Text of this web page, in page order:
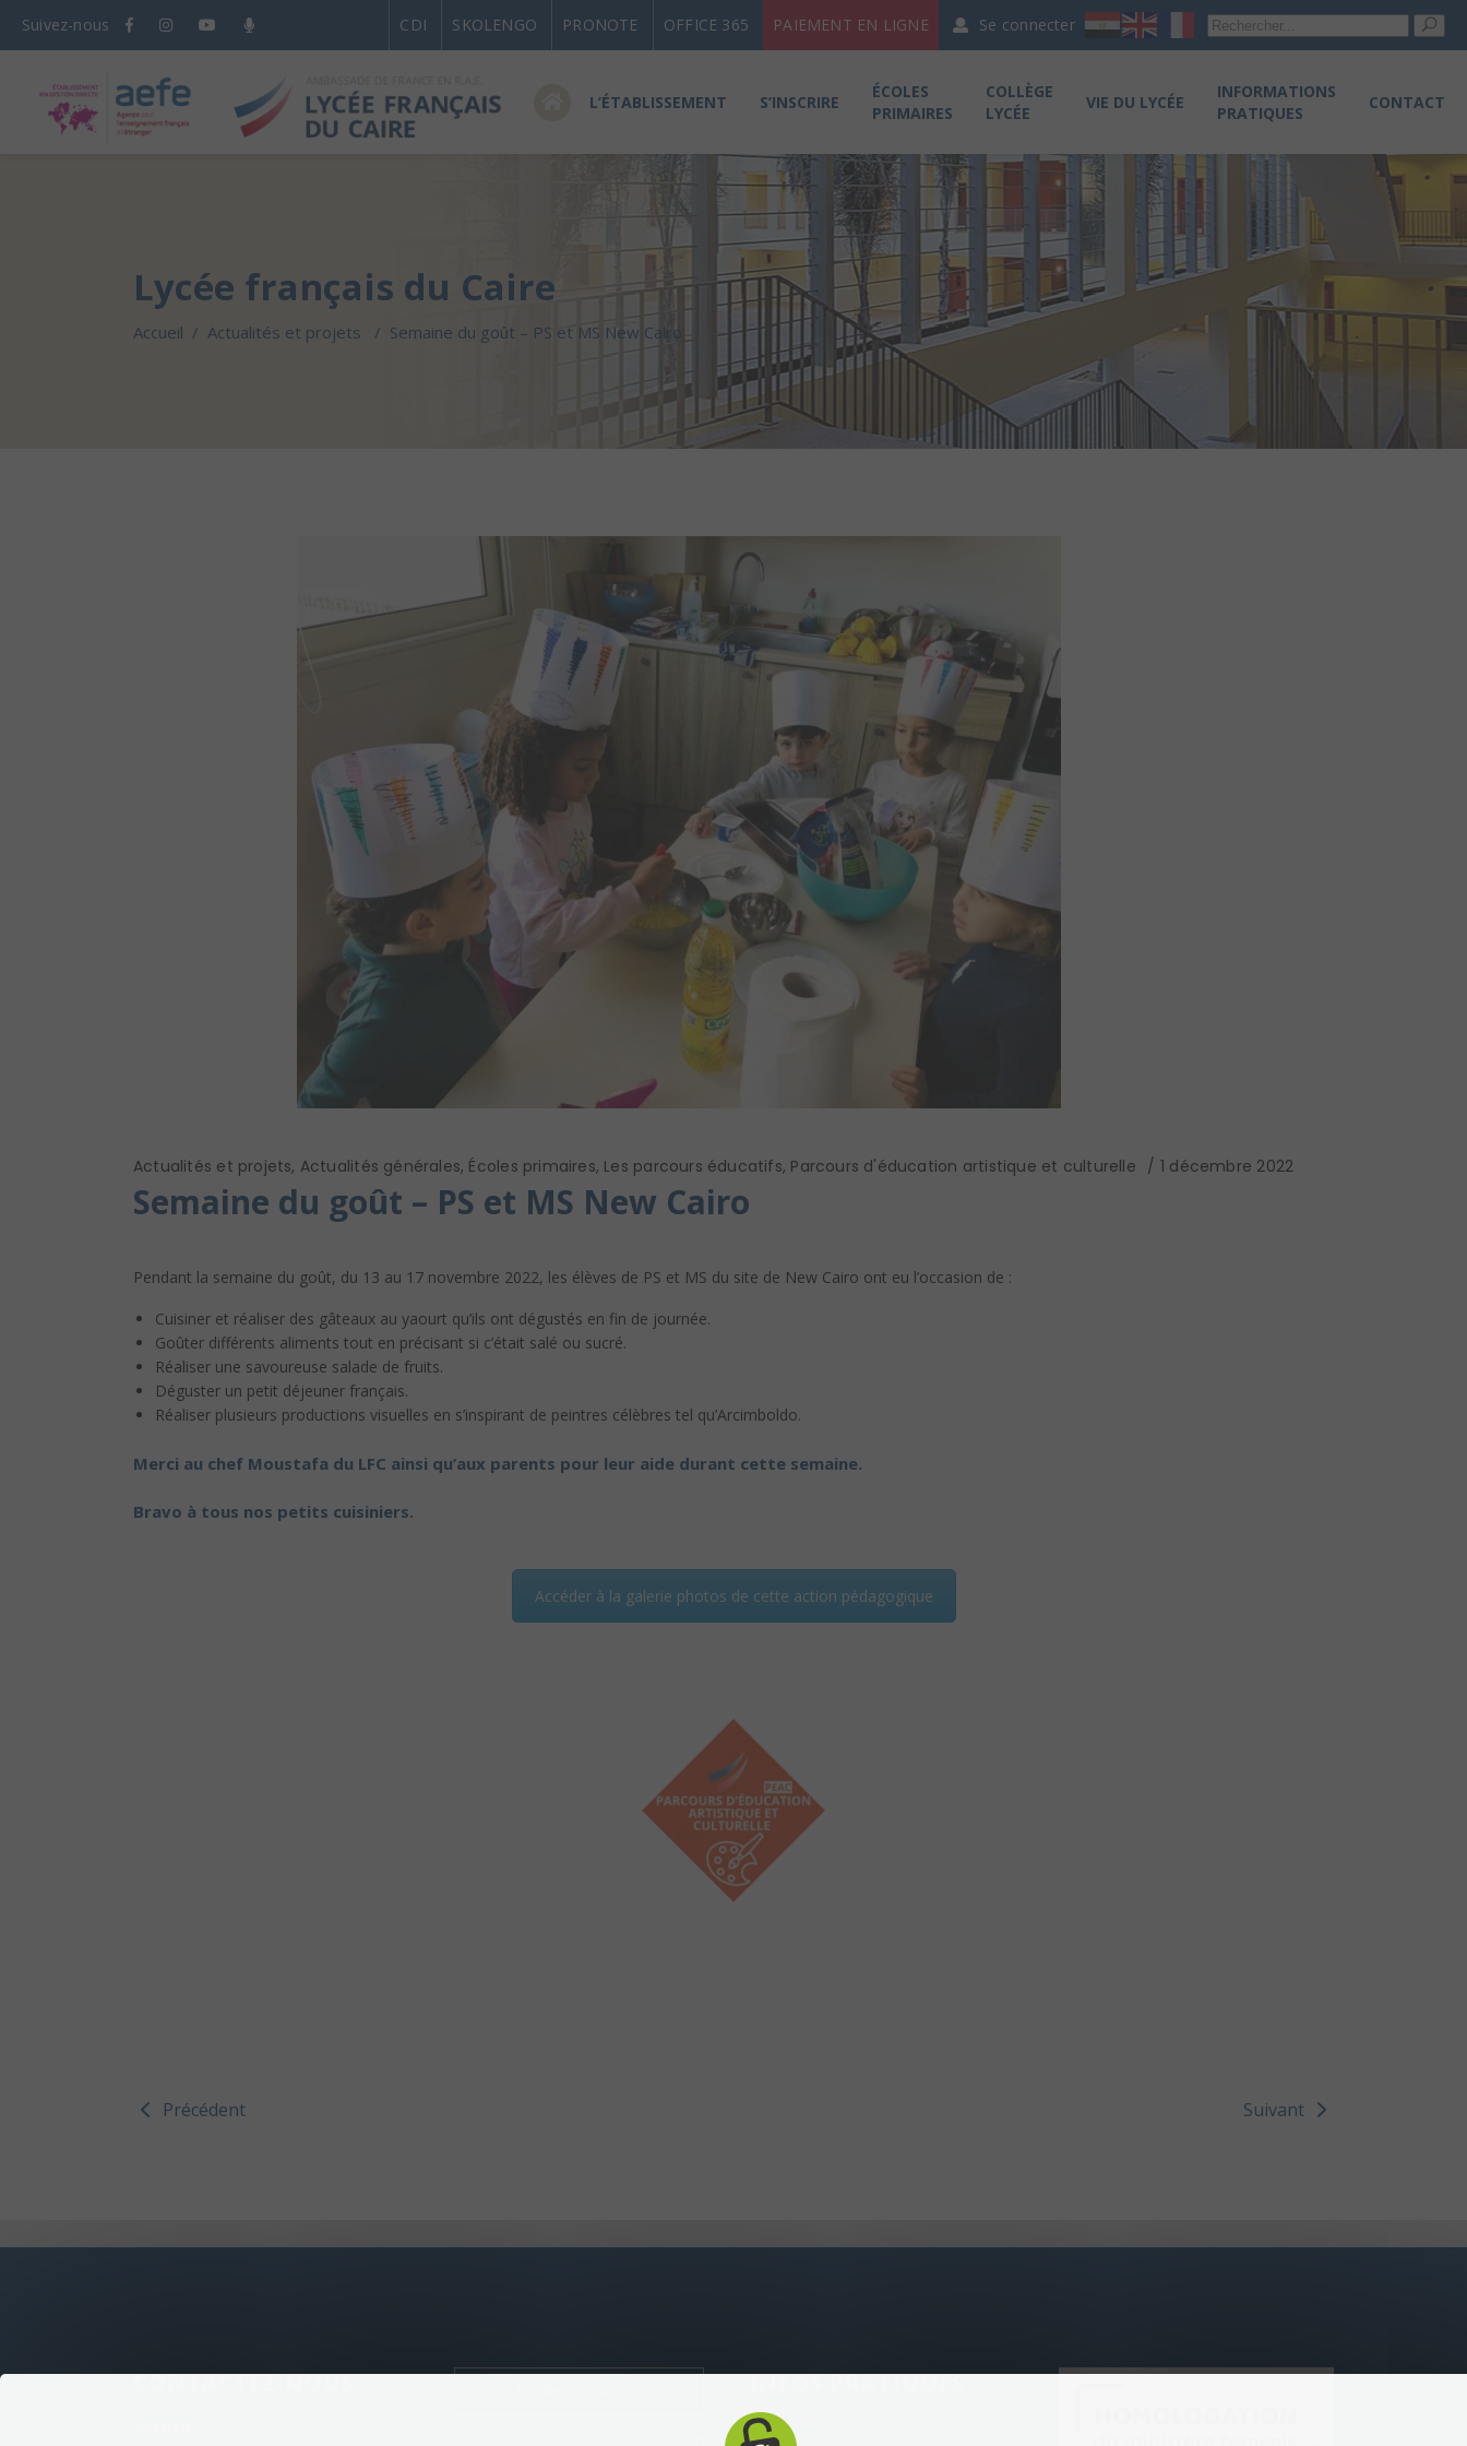
Suivez-nous CDI SKOLENGO PRONOTE OFFICE 365 PAIEMENT EN LIGNE Se connecter
L’ÉTABLISSEMENT S’INSCRIRE
ÉCOLES
PRIMAIRES
COLLÈGE
LYCÉE
VIE DU LYCÉE
INFORMATIONS
PRATIQUES
CONTACT
Lycée français du Caire
Accueil / Actualités et projets / Semaine du goût – PS et MS New Cairo
Actualités et projets, Actualités générales, Écoles primaires, Les parcours éducatifs, Parcours d'éducation artistique et culturelle 1 décembre 2022
Semaine du goût – PS et MS New Cairo
Pendant la semaine du goût, du 13 au 17 novembre 2022, les élèves de PS et MS du site de New Cairo ont eu l’occasion de :
Cuisiner et réaliser des gâteaux au yaourt qu’ils ont dégustés en fin de journée.
Goûter différents aliments tout en précisant si c’était salé ou sucré.
Réaliser une savoureuse salade de fruits.
Déguster un petit déjeuner français.
Réaliser plusieurs productions visuelles en s’inspirant de peintres célèbres tel qu’Arcimboldo.
Merci au chef Moustafa du LFC ainsi qu’aux parents pour leur aide durant cette semaine.
Bravo à tous nos petits cuisiniers.
Accéder à la galerie photos de cette action pédagogique
Précédent Suivant
CONTACTEZ-NOUS INFOS PRATIQUES
Calendrier scolaire